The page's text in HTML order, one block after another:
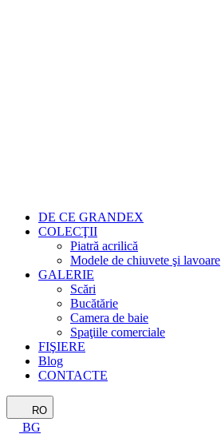
DE CE GRANDEX
COLECŢII
Piatră acrilică
Modele de chiuvete şi lavoare
GALERIE
Scări
Bucătărie
Camera de baie
Spaţiile comerciale
FIŞIERE
Blog
CONTACTE
RO
BG